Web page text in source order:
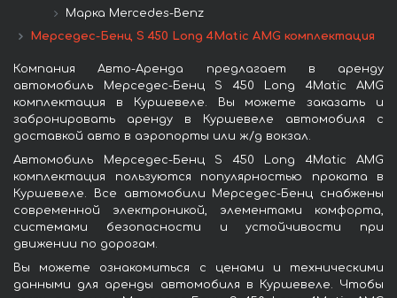
Марка Mercedes-Benz
Мерседес-Бенц S 450 Long 4Matic AMG комплектация
Компания Авто-Аренда предлагает в аренду
автомобиль Мерседес-Бенц S 450 Long 4Matic AMG
комплектация в Куршевеле. Вы можете заказать и
забронировать аренду в Куршевеле автомобиля с
доставкой авто в аэропорты или ж/д вокзал.
Автомобиль Мерседес-Бенц S 450 Long 4Matic AMG
комплектация пользуются популярностью проката в
Куршевеле. Все автомобили Мерседес-Бенц снабжены
современной электроникой, элементами комфорта,
системами безопасности и устойчивости при
движении по дорогам.
Вы можете ознакомиться с ценами и техническими
данными для аренды автомобиля в Куршевеле. Чтобы